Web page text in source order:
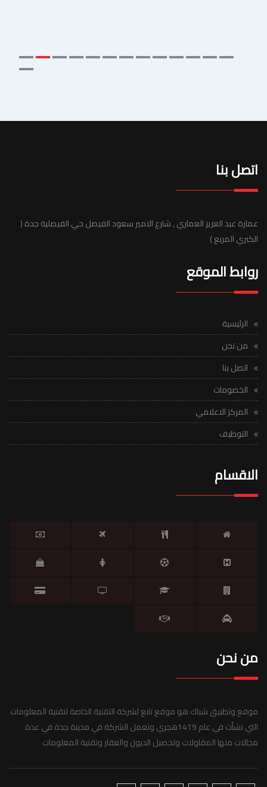
اتصل بنا
عمارة عبد العزيز العماري , شارع الامير سعود الفيصل حي الفيصلية جدة (
الكبري المربع )
روابط الموقع
الرئيسية
من نحن
اتصل بنا
الخصومات
المركز الاعلامي
التوظيف
الاقسام
من نحن
موقع وتطبيق شباك هو موقع تابع لشركة التقنية الخاصة لتقنية المعلومات
التي نشأت في عام 1419هجري وتعمل الشركة في مدينة جدة في عدة
مجالات منها المقاولات وتحصيل الديون والعقار وتقنية المعلومات